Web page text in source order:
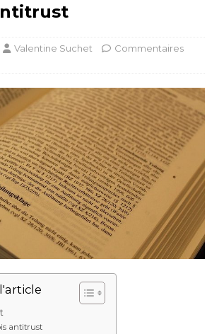
Valentine Suchet
Commentaires
antitrust